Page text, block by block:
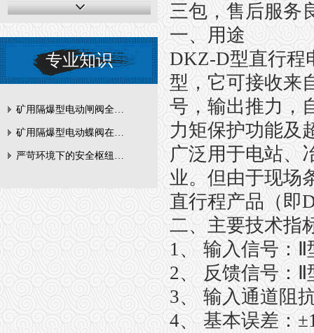
专业知识
矿用隔爆型电动闸阀全周期维护与故障排查要点
矿用隔爆型电动蝶阀在瓦斯管道控制中的防爆设计与安全标准解析
严苛环境下的安全枢纽：矿用隔爆型电动闸阀的技术剖析
三包，售后服务
一、用途
DKZ-D型直行程
型，它可接收来
号，输出推力，
力矩保护功能及
广泛用于电站、
业。但由于现场
直行程产品（即
二、主要技术指
1、 输入信号：
2、 反馈信号：
3、 输入通道阻
4、 基本误差：